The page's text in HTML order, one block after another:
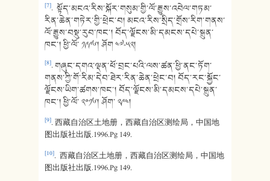
[7]. སྟོད་མངའ་རིས་སྐོར་གསུམ་གྱི་ལོ་རྒྱུས་འབེལ་གཏམ་
རིན་ཆེན་གཏེར་གྱི་ཕྲེང་བ། མངའ་རིས་སྲིད་གྲོས་རིག་གནས་
ལོ་རྒྱུས་བསྡུ་རུབ་ཁང་། བོད་ལྗོངས་མི་དམངས་དཔེ་སྐྲུན་
ཁང་། ཕྱི་ལོ་ ༡༩༩༦། ཤོག ༤༧-༥༢།
[8]. གཞུང་དགའ་ལྡན་ཕོ་བྲང་པའི་ལས་ཚན་ཕྱི་ནང་ཏོག་
གནས་ཀྱི་གོ་རིམ་དེབ་ཐེར་རིན་ཆེན་ཕྲེང་བ། བོད་རང་སྐྱོང་
ལྗོངས་ཡིག་ཚགས་ཁང་། བོད་ལྗོངས་མི་དམངས་དཔེ་སྐྲུན་
ཁང་། ཕྱི་ལོ་ ༢༠༡༦། ཤོག་ ༢༩༤།
[9]. 西藏自治区土地册，西藏自治区测绘局，中国地
图出版社出版.1996.Pg 149.
[10]. 西藏自治区土地册，西藏自治区测绘局，中国地
图出版社出版.1996.Pg 149.